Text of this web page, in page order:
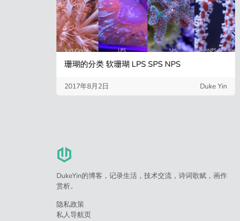
珊瑚的分类 软珊瑚 LPS SPS NPS
2017年8月2日 Duke Yin
DukeYin的博客，记录生活，技术交流，诗词歌赋，画作
赏析。
隐私政策
私人导航页